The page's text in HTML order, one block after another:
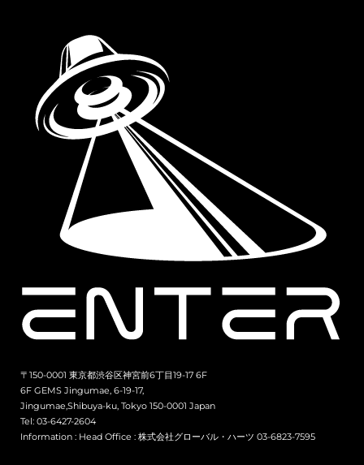
〒150-0001 東京都渋谷区神宮前6丁目19-17 6F
6F GEMS Jingumae, 6-19-17,
Jingumae,Shibuya-ku, Tokyo 150-0001 Japan
Tel: 03-6427-2604
Information : Head Office : 株式会社グローバル・ハーツ 03-6823-7595